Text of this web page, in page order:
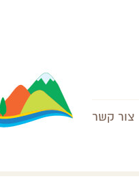
צור קשר